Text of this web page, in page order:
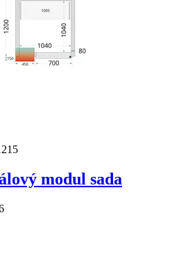
modul sada